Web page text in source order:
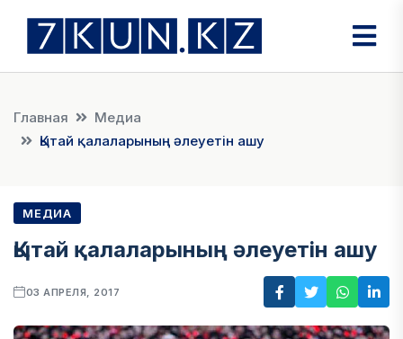
Главная
Медиа
Қытай қалаларының әлеуетін ашу
МЕДИА
Қытай қалаларының әлеуетін ашу
03 АПРЕЛЯ, 2017